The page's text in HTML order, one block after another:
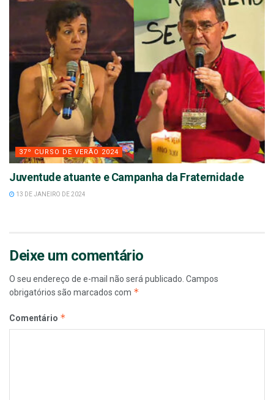
37º CURSO DE VERÃO 2024
Juventude atuante e Campanha da Fraternidade
13 DE JANEIRO DE 2024
Deixe um comentário
O seu endereço de e-mail não será publicado. Campos
obrigatórios são marcados com *
Comentário *